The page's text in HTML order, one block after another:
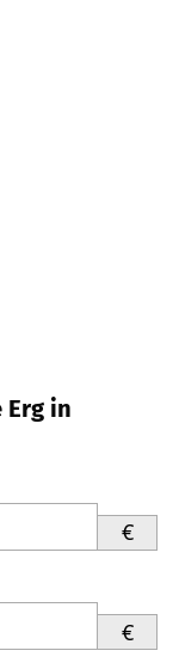
Erg in
€
€